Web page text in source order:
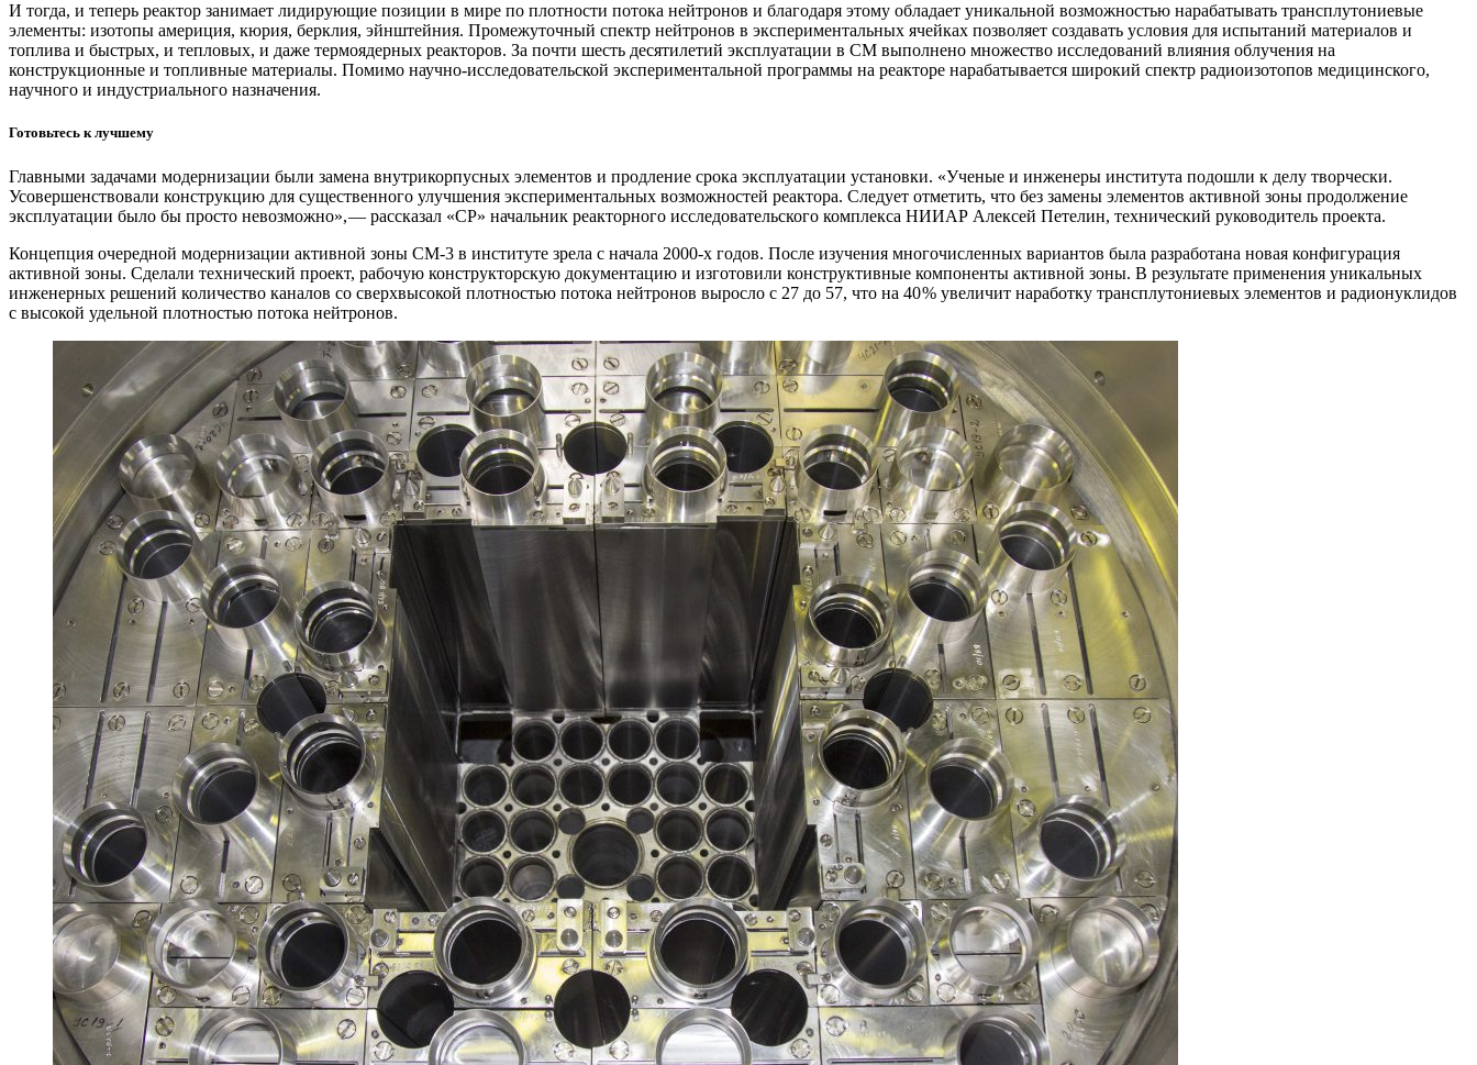
И тогда, и теперь реактор занимает лидирующие позиции в мире по плотности потока нейтронов и благодаря этому обладает уникальной возможностью нарабатывать трансплутониевые
элементы: изотопы америция, кюрия, берклия, эйнштейния. Промежуточный спектр нейтронов в экспериментальных ячейках позволяет создавать условия для испытаний материалов и
топлива и быстрых, и тепловых, и даже термоядерных реакторов. За почти шесть десятилетий эксплуатации в СМ выполнено множество исследований влияния облучения на
конструкционные и топливные материалы. Помимо научно-исследовательской экспериментальной программы на реакторе нарабатывается широкий спектр радиоизотопов медицинского,
научного и индустриального назначения.
Готовьтесь к лучшему
Главными задачами модернизации были замена внутрикорпусных элементов и продление срока эксплуатации установки. «Ученые и инженеры института подошли к делу творчески.
Усовершенствовали конструкцию для существенного улучшения экспериментальных возможностей реактора. Следует отметить, что без замены элементов активной зоны продолжение
эксплуатации было бы просто невозможно», — ​рассказал «СР» начальник реакторного исследовательского комплекса НИИАР Алексей Петелин, технический руководитель проекта.
Концепция очередной модернизации активной зоны СМ‑3 в институте зрела с начала 2000-х годов. После изучения многочисленных вариантов была разработана новая конфигурация
активной зоны. Сделали технический проект, рабочую конструкторскую документацию и изготовили конструктивные компоненты активной зоны. В результате применения уникальных
инженерных решений количество каналов со сверхвысокой плотностью потока нейтронов выросло с 27 до 57, что на 40 % увеличит наработку трансплутониевых элементов и радионуклидов
с высокой удельной плотностью потока нейтронов.